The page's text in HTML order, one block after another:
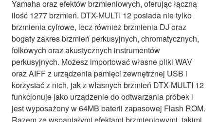
Yamaha oraz efektów brzmieniowych, oferując łączną
ilość 1277 brzmień. DTX-MULTI 12 posiada nie tylko
brzmienia cyfrowe, lecz również brzmienia DJ oraz
bogaty zakres brzmień perkusyjnych, chromatycznych,
folkowych oraz akustycznych instrumentów
perkusyjnych. Możesz importować własne pliki WAV
oraz AIFF z urządzenia pamięci zewnętrznej USB i
korzystać z nich, jak z własnych brzmień DTX-MULTI 12
funkcjonuje jako urządzenie do odtwarzania próbek i
jest wyposażony w 64MB baterii zapasowej Flash ROM.